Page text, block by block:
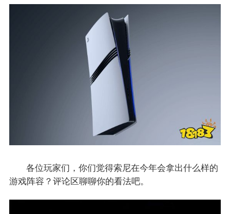
各位玩家们，你们觉得索尼在今年会拿出什么样的
游戏阵容？评论区聊聊你的看法吧。